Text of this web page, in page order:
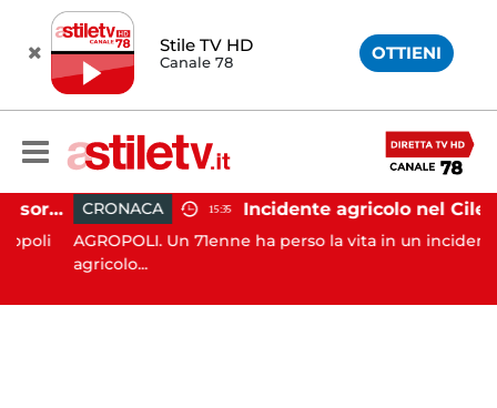
Stile TV HD
Canale 78 OTTIENI
Agropoli, botte a madre e sorella per ottenere denaro: 31enne in carcere CRONACA 15:35
AGROPOLI. Un 71enne ha perso la vita in un incidente
agricolo...